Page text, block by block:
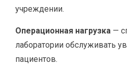
учреждении.
Операционная нагрузка —
лаборатории обслуживать
пациентов.